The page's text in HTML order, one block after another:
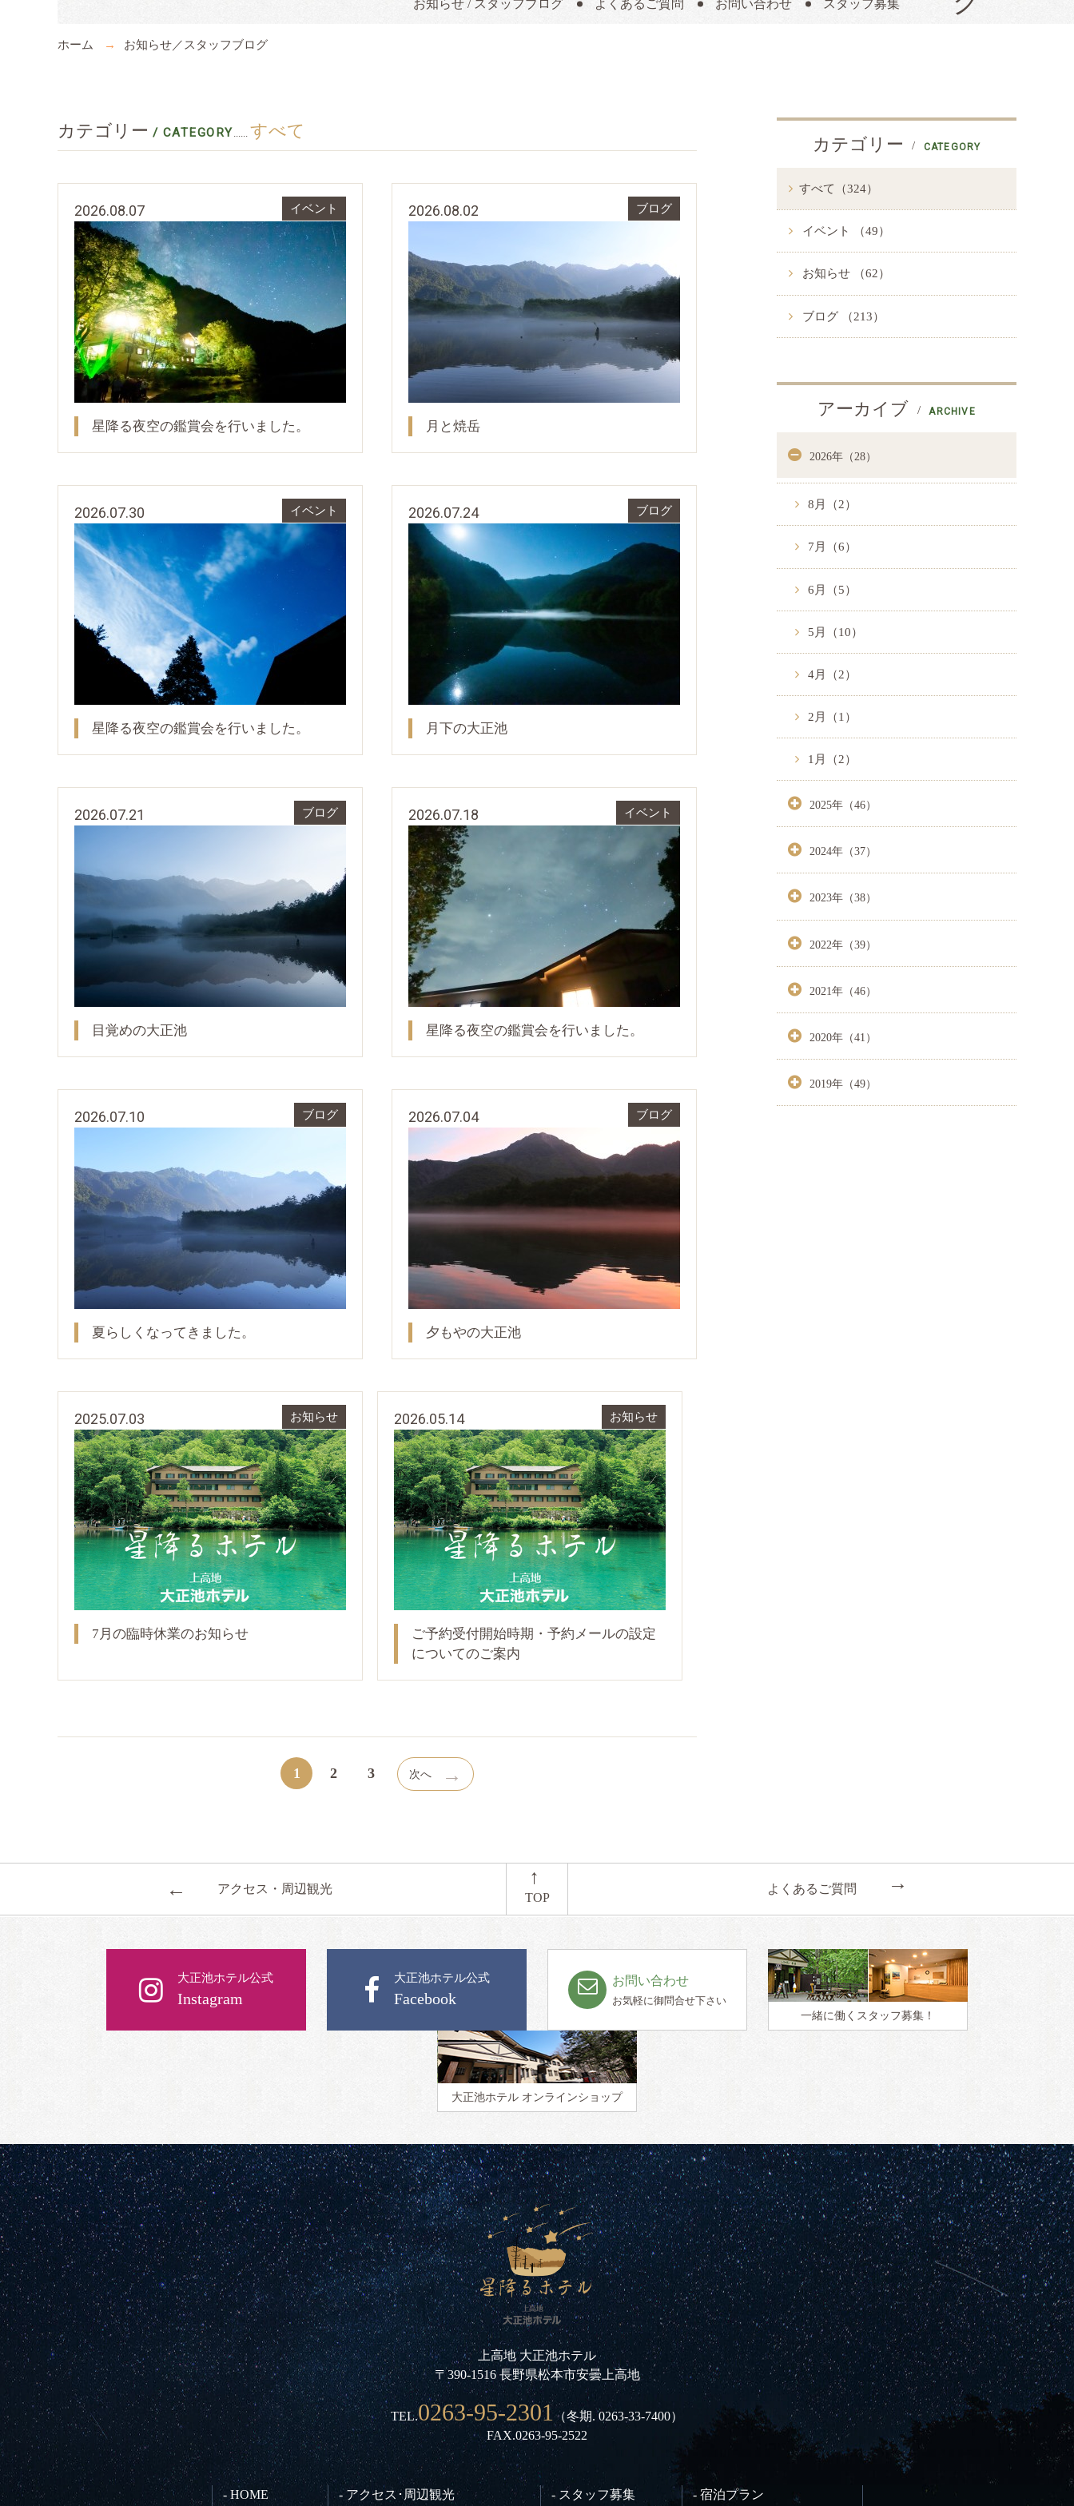
お知らせ / スタッフブログ よくあるご質問 お問い合わせ スタッフ募集
ホーム お知らせ／スタッフブログ
カテゴリー / CATEGORY...... すべて
2026.08.07 イベント
星降る夜空の鑑賞会を行いました。
2026.08.02 ブログ
月と焼岳
2026.07.30 イベント
星降る夜空の鑑賞会を行いました。
2026.07.24 ブログ
月下の大正池
2026.07.21 ブログ
目覚めの大正池
2026.07.18 イベント
星降る夜空の鑑賞会を行いました。
2026.07.10 ブログ
夏らしくなってきました。
2026.07.04 ブログ
夕もやの大正池
2025.07.03 お知らせ
7月の臨時休業のお知らせ
2026.05.14 お知らせ
ご予約受付開始時期・予約メールの設定
についてのご案内
1 2 3 次へ →
カテゴリー CATEGORY
すべて（324）
イベント （49）
お知らせ （62）
ブログ （213）
アーカイブ ARCHIVE
2026年（28）
8月（2）
7月（6）
6月（5）
5月（10）
4月（2）
2月（1）
1月（2）
2025年（46）
2024年（37）
2023年（38）
2022年（39）
2021年（46）
2020年（41）
2019年（49）
← アクセス・周辺観光
←
TOP
よくあるご質問 ←
大正池ホテル公式
Instagram
大正池ホテル公式
Facebook
お問い合わせ
お気軽に御問合せ下さい
一緒に働く スタッフ募集！
大正池ホテル オンラインショップ
上高地 大正池ホテル
〒390-1516 長野県松本市安曇上高地
TEL.0263-95-2301（冬期.0263-33-7400）
FAX.0263-95-2522
- HOME - アクセス･周辺観光 - スタッフ募集 - 宿泊プラン